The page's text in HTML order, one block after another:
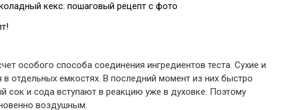
кекс: пошаговый рецепт с фото
особого способа соединения ингредиентов теста. Сухие и
отдельных емкостях. В последний момент из них быстро
сок и сода вступают в реакцию уже в духовке. Поэтому
воздушным.